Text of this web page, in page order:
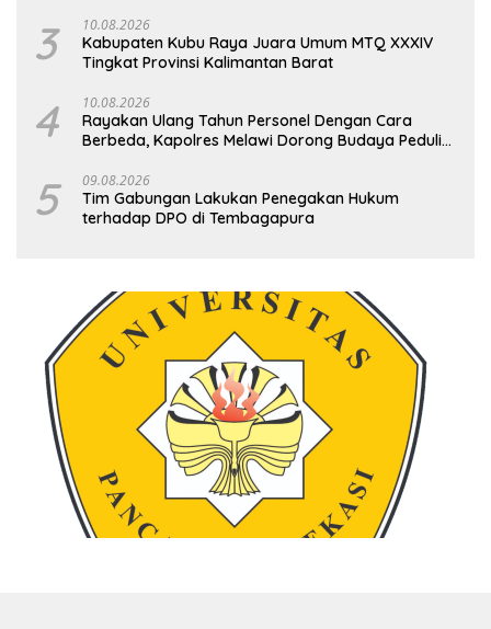
3 10.08.2026
Kabupaten Kubu Raya Juara Umum MTQ XXXIV
Tingkat Provinsi Kalimantan Barat
4 10.08.2026
Rayakan Ulang Tahun Personel Dengan Cara
Berbeda, Kapolres Melawi Dorong Budaya Peduli
5 09.08.2026
Tim Gabungan Lakukan Penegakan Hukum
terhadap DPO di Tembagapura